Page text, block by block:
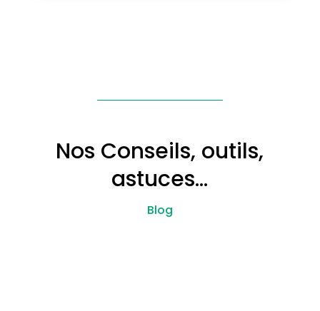
Nos Conseils, outils,
astuces…
Blog